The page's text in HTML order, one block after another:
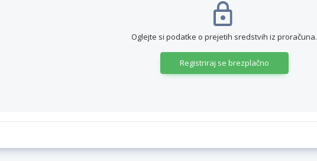
Oglejte si podatke o prejetih sredstvih iz proračuna.
Registriraj se brezplačno